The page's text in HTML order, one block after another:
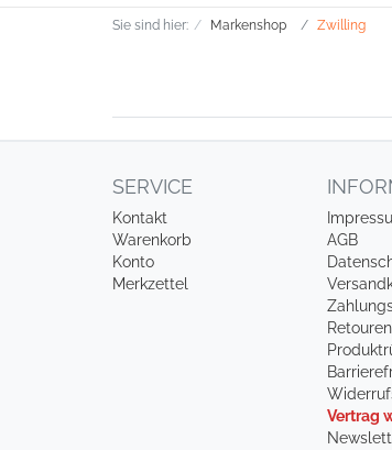
Sie sind hier: Markenshop Zwilling
SERVICE
Kontakt
Warenkorb
Konto
Merkzettel
AGB
Retouren
Vertrag